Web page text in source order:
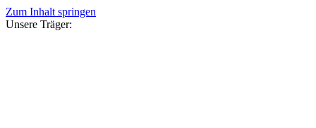
Zum Inhalt springen
Unsere Träger: